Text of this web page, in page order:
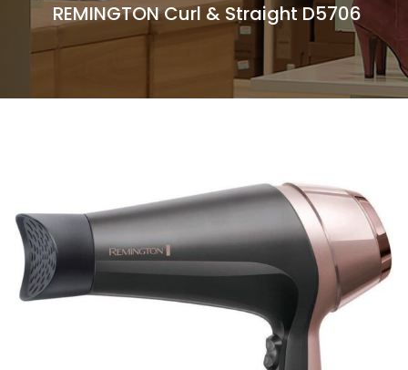
REMINGTON Curl & Straight D5706